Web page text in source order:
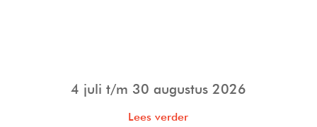
4 juli t/m 30 augustus 2026
Lees verder